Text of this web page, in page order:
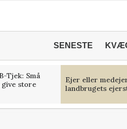
SENESTE
Tjek: Små
store
Ejer eller
landbrugets